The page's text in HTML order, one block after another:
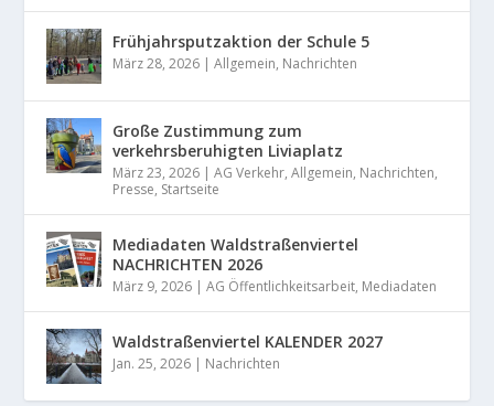
Frühjahrsputzaktion der Schule 5
März 28, 2026 |Allgemein, Nachrichten
Große Zustimmung zum
verkehrsberuhigten Liviaplatz
März 23, 2026 |AG Verkehr,Allgemein, Nachrichten,
Presse, Startseite
Mediadaten Waldstraßenviertel
NACHRICHTEN 2026
März 9, 2026 |AG Öffentlichkeitsarbeit, Mediadaten
Waldstraßenviertel KALENDER 2027
Jan. 25, 2026 | Nachrichten